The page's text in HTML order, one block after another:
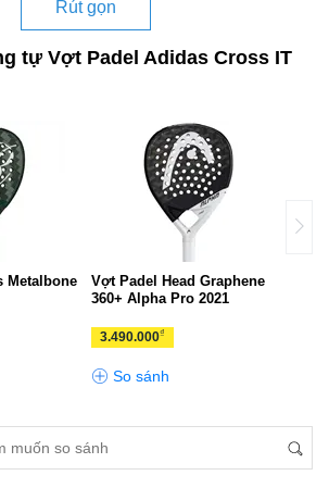
Rút gọn
tự Vợt Padel Adidas Cross IT
Metalbone
Vợt Padel Head Graphene
360+ Alpha Pro 2021
3.490.000₫
So sánh